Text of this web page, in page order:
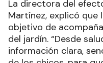
La directora del
Martínez, explicó que
objetivo de
del jardín. “Desde
información clara,